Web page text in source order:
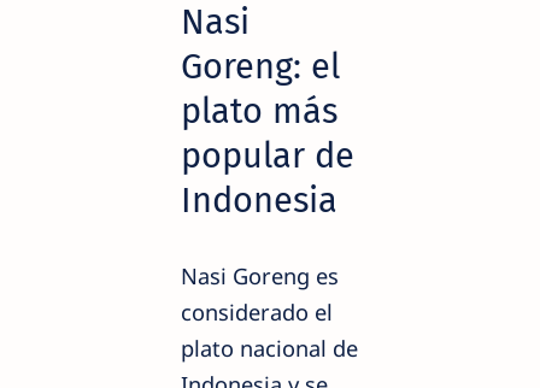
Nasi
Goreng: el
plato más
popular de
Indonesia
Nasi Goreng es
considerado el
plato nacional de